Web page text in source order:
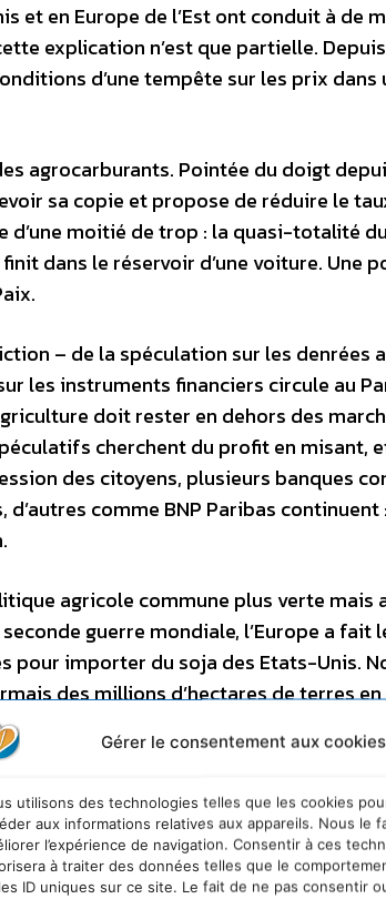
Gérer le consentement aux cookies
utilisons des technologies telles que les cookies
aux informations relatives aux appareils. Nous le
l’expérience de navigation. Consentir à ces
à traiter des données telles que le
ID uniques sur ce site. Le fait de ne pas consentir
et en Europe de l’Est ont conduit à de
explication n’est que partielle.
d’une tempête sur les prix dans
agrocarburants. Pointée du doigt
sa copie et propose de réduire le
d’une moitié de trop : la quasi-totalité
dans le réservoir d’une voiture. Une
– de la spéculation sur les denrées
les instruments financiers circule au
doit rester en dehors des
cherchent du profit en misant,
des citoyens, plusieurs banques
comme BNP Paribas continuent
agricole commune plus verte mais
guerre mondiale, l’Europe a fait
pour importer du soja des Etats-Unis.
des millions d’hectares de terres
D’après le Programme des
de l’alimentation des animaux par des
représente les besoins caloriques de
food crisis: the
2009: United Nations Pubns.]] :
sans doute le moyen le plus efficace